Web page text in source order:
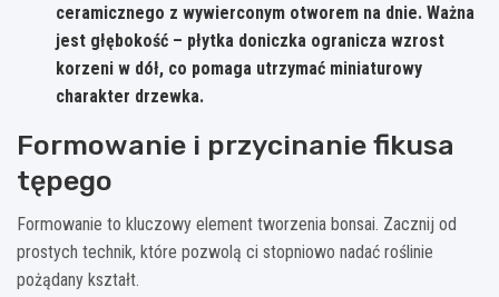
ceramicznego z wywierconym otworem na dnie. Ważna
jest głębokość – płytka doniczka ogranicza wzrost
korzeni w dół, co pomaga utrzymać miniaturowy
charakter drzewka.
Formowanie i przycinanie fikusa
tępego
Formowanie to kluczowy element tworzenia bonsai. Zacznij od
prostych technik, które pozwolą ci stopniowo nadać roślinie
pożądany kształt.